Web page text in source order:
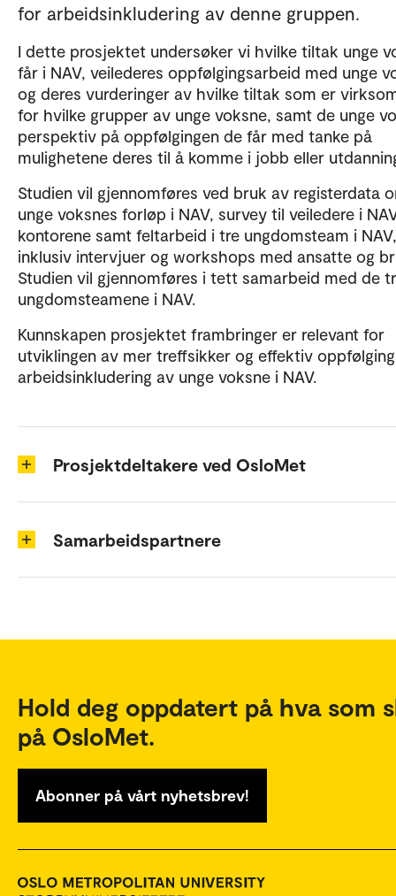
for arbeidsinkludering av denne gruppen.
I dette prosjektet undersøker vi hvilke tiltak unge
får i NAV, veilederes oppfølgingsarbeid med unge
og deres vurderinger av hvilke tiltak som er
for hvilke grupper av unge voksne, samt de unge
perspektiv på oppfølgingen de får med tanke på
mulighetene deres til å komme i jobb eller
Studien vil gjennomføres ved bruk av registerdata
unge voksnes forløp i NAV, survey til veiledere i
kontorene samt feltarbeid i tre ungdomsteam i NAV,
inklusiv intervjuer og workshops med ansatte og
Studien vil gjennomføres i tett samarbeid med de
ungdomsteamene i NAV.
Kunnskapen prosjektet frambringer er relevant for
utviklingen av mer treffsikker og effektiv
arbeidsinkludering av unge voksne i NAV.
Prosjektdeltakere ved OsloMet
Samarbeidspartnere
Hold deg oppdatert på hva som
på OsloMet.
Abonner på vårt nyhetsbrev!